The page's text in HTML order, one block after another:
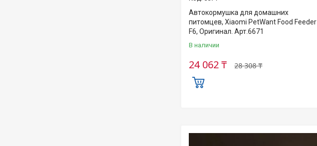
Автокормушка для домашних
питомцев, Xiaomi PetWant Food Feeder
F6, Оригинал. Арт.6671
В наличии
28 308 ₸
24 062 ₸